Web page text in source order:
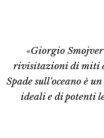
«Giorgio
rivisitazioni di miti
Spade sull'oceano è
ideali e di potenti